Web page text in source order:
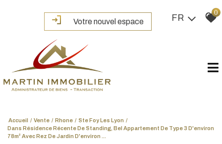
Votre nouvel espace FR
0
Accueil Vente Rhone
Ste Foy Les Lyon
Dans Résidence Récente De Standing, Bel Appartement De Type 3 D'environ
78m² Avec Rez De Jardin D'environ ...